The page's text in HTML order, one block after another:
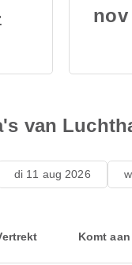
nov
van
di 11 aug 2026
Komt